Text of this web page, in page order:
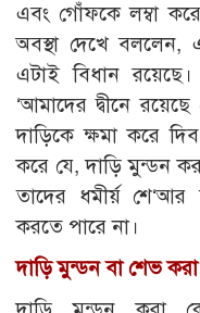
এবং গোঁফকে লম্বা
অবস্থা দেখে বললেন,
এটাই বিধান
‘আমাদের দ্বীনে
দাড়িকে ক্ষমা করে
করে যে, দাড়ি মুন্ডন
তাদের ধমীর্য়
করতে পারে না।
দাড়ি মুন্ডন বা শেভ